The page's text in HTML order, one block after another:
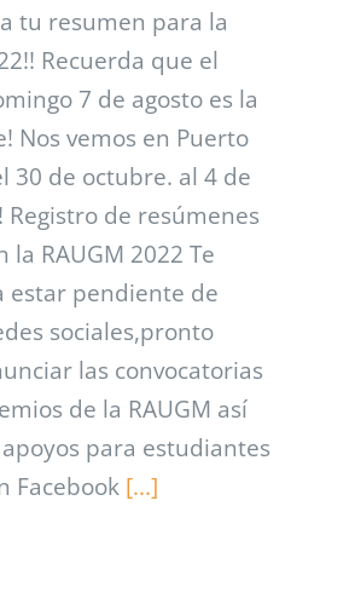
tu resumen para la
Recuerda que el
7 de agosto es la
Nos vemos en Puerto
30 de octubre. al 4 de
de resúmenes
la RAUGM 2022 Te
estar pendiente de
sociales,pronto
las convocatorias
de la RAUGM así
para estudiantes
Facebook [...]